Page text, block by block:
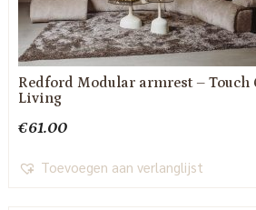
Redford Modular armrest – Touch
Living
€61.00
Toevoegen aan verlanglijst